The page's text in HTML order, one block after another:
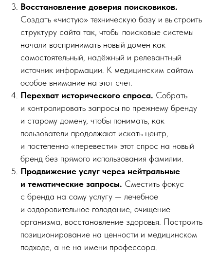
Восстановление доверия поисковиков.
Создать «чистую» техническую базу и выстроить
структуру сайта так, чтобы поисковые системы
начали воспринимать новый домен как
самостоятельный, надёжный и релевантный
источник информации. К медицинским сайтам
особое внимание на этот счет.
Перехват исторического спроса. Собрать
и контролировать запросы по прежнему бренду
и старому домену, чтобы понимать, как
пользователи продолжают искать центр,
и постепенно «перевести» этот спрос на новый
бренд без прямого использования фамилии.
Продвижение услуг через нейтральные
и тематические запросы. Сместить фокус
с бренда на саму услугу — лечебное
и оздоровительное голодание, очищение
организма, восстановление здоровья. Построить
позиционирование на ценности и медицинском
подходе, а не на имени профессора.